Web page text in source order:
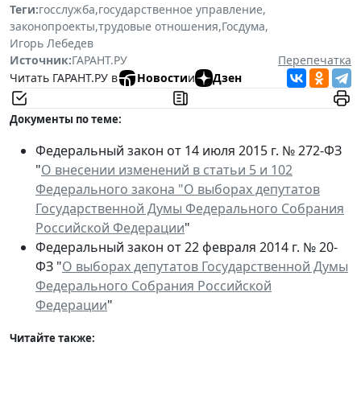
Теги:госслужба,государственное управление,
законопроекты,трудовые отношения,Госдума,
Игорь Лебедев
Источник:ГАРАНТ.РУ
Перепечатка
Читать ГАРАНТ.РУ в
Новостии Дзен
Документы по теме:
Федеральный закон от 14 июля 2015 г. № 272-ФЗ
"О внесении изменений в статьи 5 и 102
Федерального закона "О выборах депутатов
Государственной Думы Федерального Собрания
Российской Федерации"
Федеральный закон от 22 февраля 2014 г. № 20-
ФЗ "О выборах депутатов Государственной Думы
Федерального Собрания Российской
Федерации"
Читайте также: